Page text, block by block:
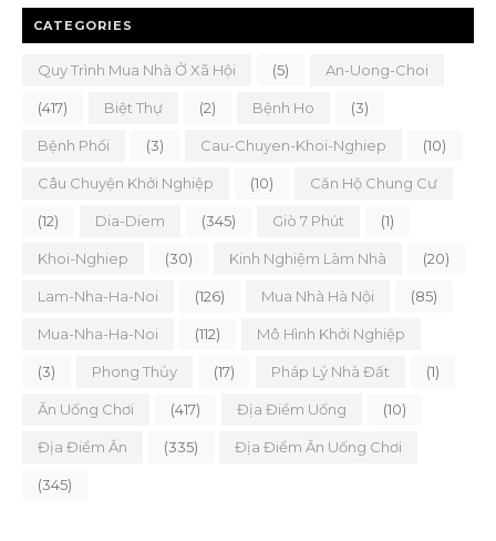
CATEGORIES
Quy Trình Mua Nhà Ở Xã Hội (5) An-Uong-Choi
(417) Biệt Thự (2) Bệnh Ho (3)
Bệnh Phổi (3) Cau-Chuyen-Khoi-Nghiep (10)
Câu Chuyện Khởi Nghiệp (10) Căn Hộ Chung Cư
(12) Dia-Diem (345) Giò 7 Phút (1)
Khoi-Nghiep (30) Kinh Nghiệm Làm Nhà (20)
Lam-Nha-Ha-Noi (126) Mua Nhà Hà Nội (85)
Mua-Nha-Ha-Noi (112) Mô Hình Khởi Nghiệp
(3) Phong Thủy (17) Pháp Lý Nhà Đất (1)
Ăn Uống Chơi (417) Địa Điểm Uống (10)
Địa Điểm Ăn (335) Địa Điểm Ăn Uống Chơi
(345)